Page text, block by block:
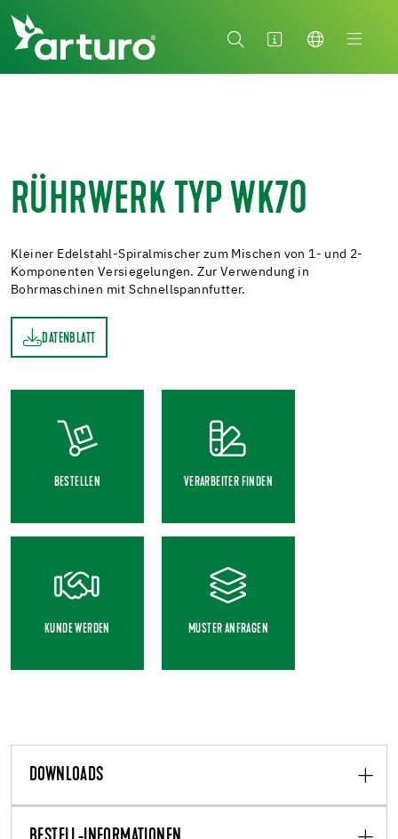
RÜHRWERK TYP WK70
Kleiner Edelstahl-Spiralmischer zum Mischen von 1- und 2-
Komponenten Versiegelungen. Zur Verwendung in
Bohrmaschinen mit Schnellspannfutter.
DATENBLATT
BESTELLEN VERARBEITER FINDEN
KUNDE WERDEN MUSTER ANFRAGEN
DOWNLOADS